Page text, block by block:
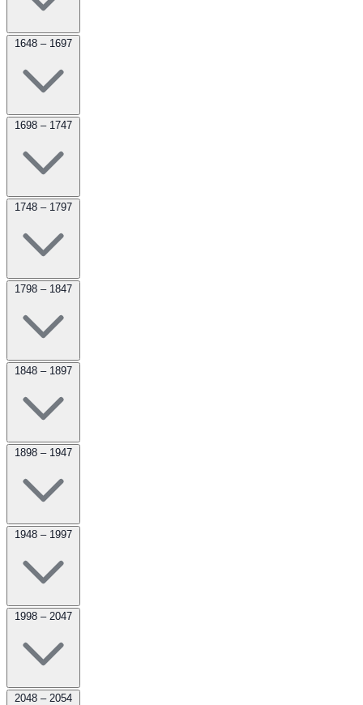
1648 – 1697
1698 – 1747
1748 – 1797
1798 – 1847
1848 – 1897
1898 – 1947
1948 – 1997
1998 – 2047
2048 – 2054